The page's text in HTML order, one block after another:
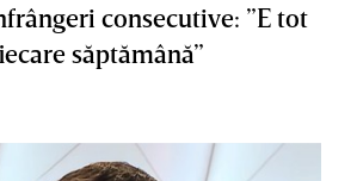
consecutive: ”E tot
săptămână”